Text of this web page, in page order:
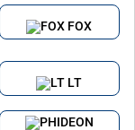
FOX
LT